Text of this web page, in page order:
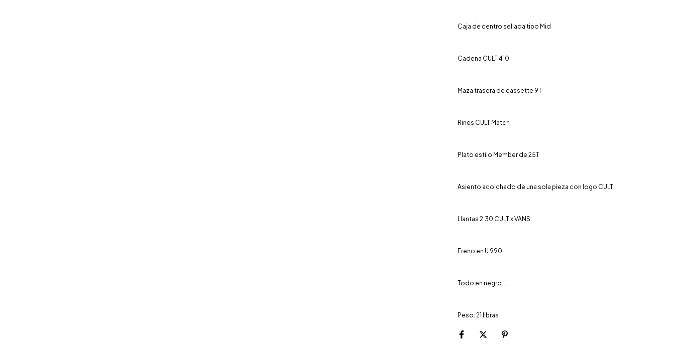
Caja de centro sellada tipo Mid
Cadena CULT 410
Maza trasera de cassette 9T
Rines CULT Match
Plato estilo Member de 25T
Asiento acolchado de una sola pieza con logo CULT
Llantas 2.30 CULT x VANS
Freno en U 990
Todo en negro...
Peso: 21 libras